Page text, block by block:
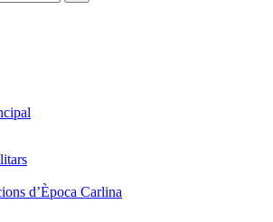
d’Època Carlina